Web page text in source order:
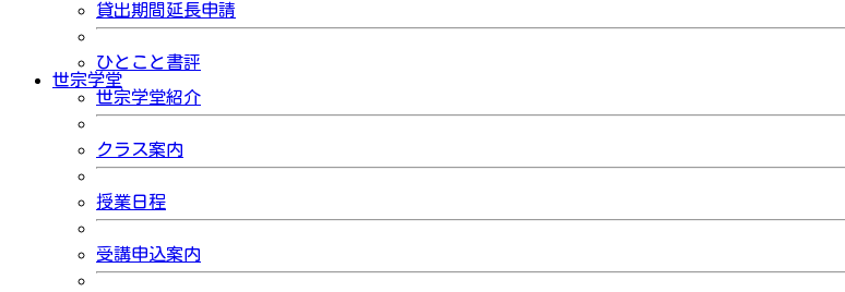
貸出期間延長申請
ひとこと書評
世宗学堂
世宗学堂紹介
クラス案内
授業日程
受講申込案内